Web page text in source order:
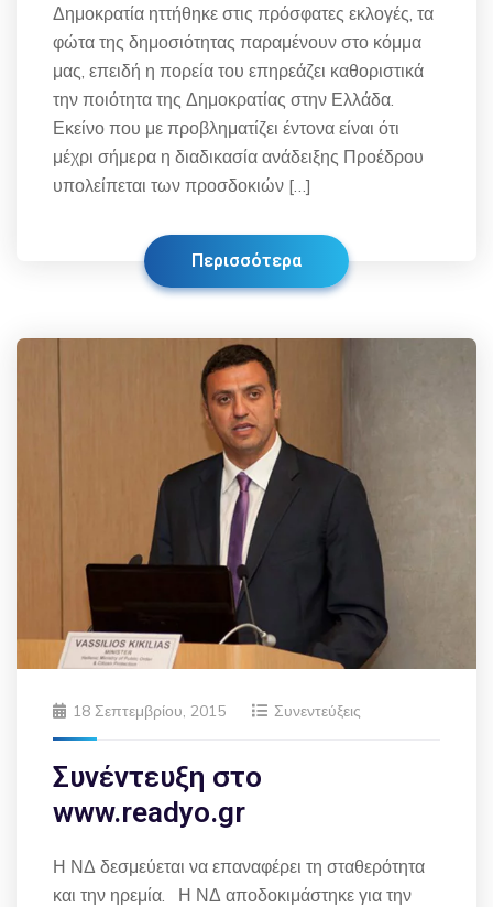
Δημοκρατία ηττήθηκε στις πρόσφατες εκλογές, τα
φώτα της δημοσιότητας παραμένουν στο κόμμα
μας, επειδή η πορεία του επηρεάζει καθοριστικά
την ποιότητα της Δημοκρατίας στην Ελλάδα.
Εκείνο που με προβληματίζει έντονα είναι ότι
μέχρι σήμερα η διαδικασία ανάδειξης Προέδρου
υπολείπεται των προσδοκιών […]
Περισσότερα
18 Σεπτεμβρίου, 2015 Συνεντεύξεις
Συνέντευξη στo
www.readyo.gr
Η ΝΔ δεσμεύεται να επαναφέρει τη σταθερότητα
και την ηρεμία. Η ΝΔ αποδοκιμάστηκε για την